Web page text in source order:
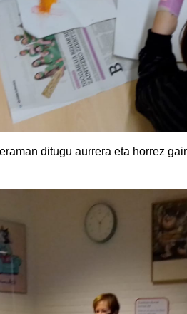
ditugu aurrera eta horrez